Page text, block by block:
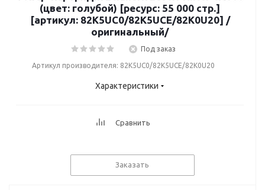
(цвет: голубой) [ресурс: 55 000 стр.]
[артикул: 82K5UC0/82K5UCE/82K0U20] /
оригинальный/
Под заказ
Артикул производителя: 82K5UC0/82K5UCE/82K0U20
Характеристики
Сравнить
Заказать